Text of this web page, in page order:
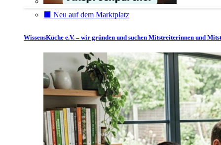
⬛️ Neu auf dem Marktplatz
WissensKüche e.V. – wir gründen und suchen Mitstreiterinnen und